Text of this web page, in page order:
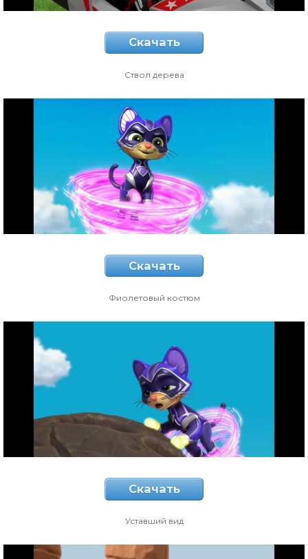
Скачать
Ствол дерева
Скачать
Фиолетовый костюм
Скачать
Уставший вид